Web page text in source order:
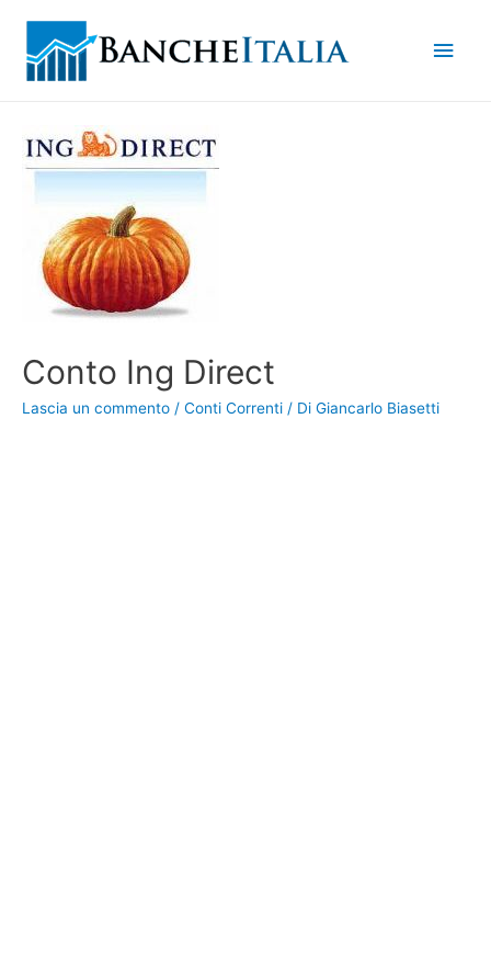
Conto Ing Direct
Lascia un commento / Conti Correnti / Di Giancarlo Biasetti